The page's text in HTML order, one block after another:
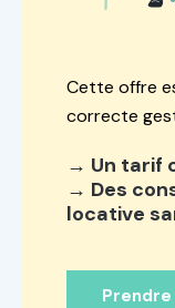
Cette offre
correcte
→ Un tarif
→ Des
locative
Prendre